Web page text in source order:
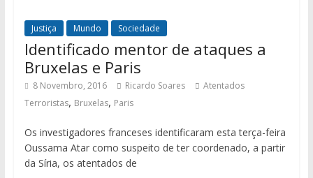
Justiça Mundo Sociedade
Identificado mentor de ataques a
Bruxelas e Paris
8 Novembro, 2016 Ricardo Soares
Atentados
Terroristas, Bruxelas, Paris
Os investigadores franceses identificaram esta terça-feira
Oussama Atar como suspeito de ter coordenado, a partir
da Síria, os atentados de